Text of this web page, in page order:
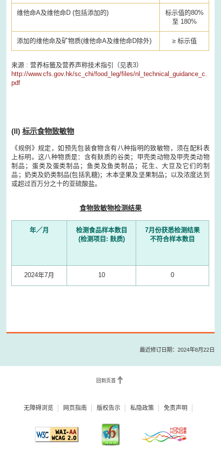
维他命A及维他命D (包括添加的)
标示值的80%
至 180%
添加的维他命及矿物质(维他命A及维他命D除外) ≥ 标示值
来源 : 营养标籤及营养声称技术指引（见表3）
http://www.cfs.gov.hk/sc_chi/food_leg/files/nl_technical_guidance_c.
pdf
(II)标示食物致敏物
《规例》规定，如预先包装食物含有八种指明的致敏物，须在配料表
上标明。这八种物质是：含有麸质的谷类；甲壳类动物及甲壳类动物
制品；蛋类及蛋类制品；鱼类及鱼类制品；花生、大豆及它们的制
品；奶类及奶类制品(包括乳糖)；木本坚果及坚果制品；以及浓度达到
或超过百万分之十的亚硫酸盐。
食物致敏物检测结果
年／月
检测食品样本数目
(检测项目: 麸质)
7月份获悉检测结果
不符合样本数目
2024年7月 10 0
最近修订日期：2024年8月22日
回到页首
无障碍浏览 网页指南 版权告示 私隐政策 免责声明